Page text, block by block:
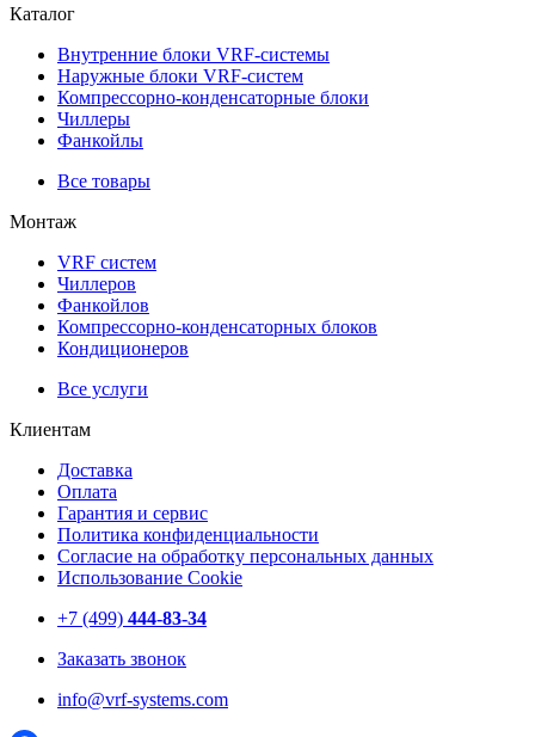
Каталог
Внутренние блоки VRF-cистемы
Наружные блоки VRF-cистем
Компрессорно-конденсаторные блоки
Чиллеры
Фанкойлы
Все товары
Монтаж
VRF систем
Чиллеров
Фанкойлов
Компрессорно-конденсаторных блоков
Кондиционеров
Все услуги
Клиентам
Доставка
Оплата
Гарантия и сервис
Политика конфиденциальности
Согласие на обработку персональных данных
Использование Cookie
+7 (499) 444-83-34
Заказать звонок
info@vrf-systems.com